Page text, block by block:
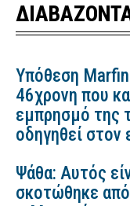
Υπόθεση
46χρονη που
εμπρησμό της
οδηγηθεί στον
Ψάθα: Αυτός
σκοτώθηκε